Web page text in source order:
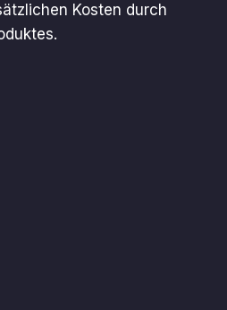
Kosten durch